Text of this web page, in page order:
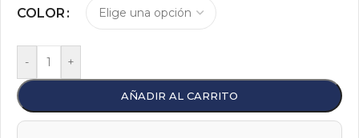
COLOR
- +
AÑADIR AL CARRITO